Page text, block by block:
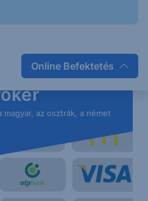
Online Befektetés
a legtöbb időt a 160,550 és
az osztrák, a német